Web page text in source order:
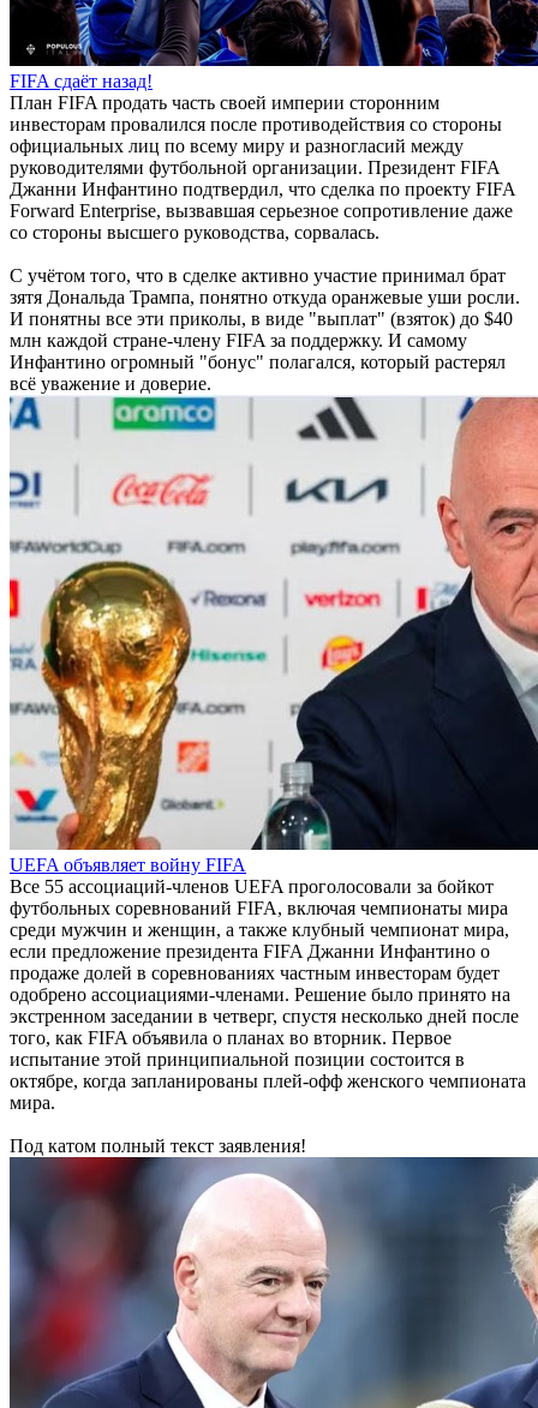
FIFA сдаёт назад!
План FIFA продать часть своей империи сторонним
инвесторам провалился после противодействия со стороны
официальных лиц по всему миру и разногласий между
руководителями футбольной организации. Президент FIFA
Джанни Инфантино подтвердил, что сделка по проекту FIFA
Forward Enterprise, вызвавшая серьезное сопротивление даже
со стороны высшего руководства, сорвалась.
С учётом того, что в сделке активно участие принимал брат
зятя Дональда Трампа, понятно откуда оранжевые уши росли.
И понятны все эти приколы, в виде "выплат" (взяток) до $40
млн каждой стране-члену FIFA за поддержку. И самому
Инфантино огромный "бонус" полагался, который растерял
всё уважение и доверие.
UEFA объявляет войну FIFA
Все 55 ассоциаций-членов UEFA проголосовали за бойкот
футбольных соревнований FIFA, включая чемпионаты мира
среди мужчин и женщин, а также клубный чемпионат мира,
если предложение президента FIFA Джанни Инфантино о
продаже долей в соревнованиях частным инвесторам будет
одобрено ассоциациями-членами. Решение было принято на
экстренном заседании в четверг, спустя несколько дней после
того, как FIFA объявила о планах во вторник. Первое
испытание этой принципиальной позиции состоится в
октябре, когда запланированы плей-офф женского чемпионата
мира.
Под катом полный текст заявления!